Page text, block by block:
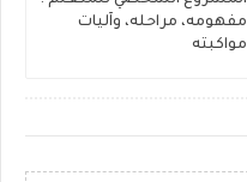
مفهومه، مراحله، وآليات
مواكبته